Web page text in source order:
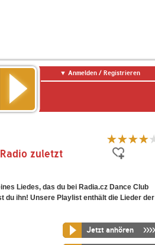
Anmelden / Registrieren
zuletzt
Liedes, das du bei Radia.cz Dance Club
du ihn! Unsere Playlist enthält die Lieder der
Jetzt anhören